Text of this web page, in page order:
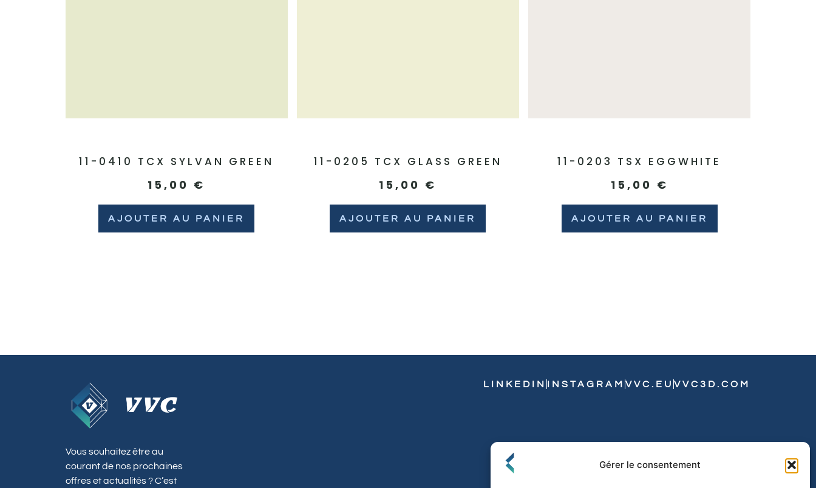
Gérer le consentement
11-0410 TCX SYLVAN GREEN
15,00 €
AJOUTER AU PANIER
11-0205 TCX GLASS GREEN
15,00 €
AJOUTER AU PANIER
11-0203 TSX EGGWHITE
15,00 €
AJOUTER AU PANIER
Vous souhaitez être au
courant de nos prochaines
offres et actualités ? C’est
LINKEDIN INSTAGRAM VVC.EU VVC3D.COM